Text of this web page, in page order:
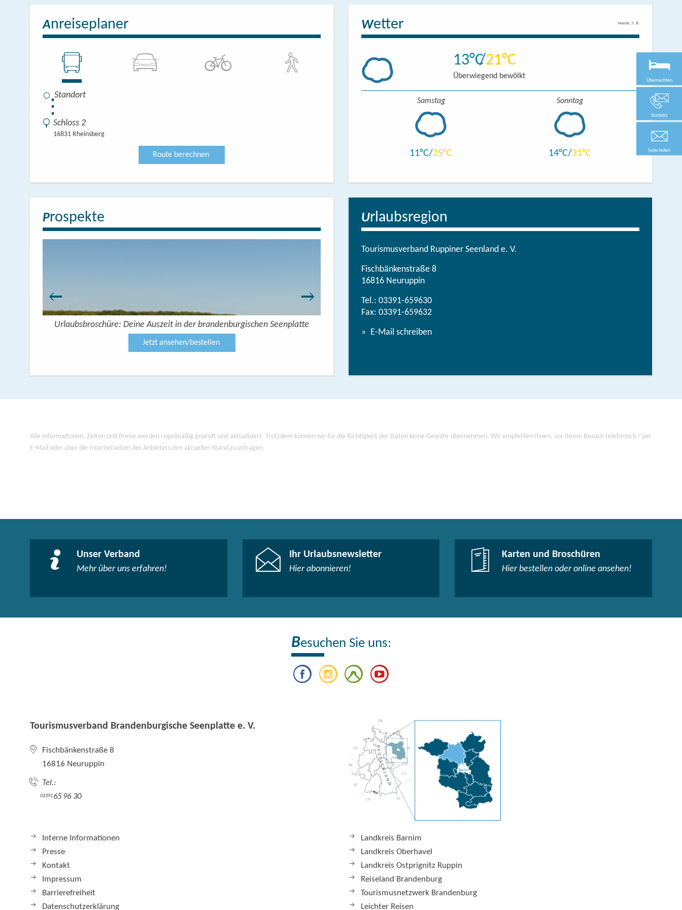
Anreiseplaner
⋮
Schloss 2
16831 Rheinsberg
Route berechnen
Wetter Heute, 7. 8.
13 21
Überwiegend bewölkt
Samstag
11 25
Sonntag
14 31
Prospekte
Urlaubsbroschüre: Deine Auszeit in der brandenburgischen Seenplatte
Jetzt ansehen/bestellen
Urlaubsregion
Tourismusverband Ruppiner Seenland e. V.
Fischbänkenstraße 8
16816 Neuruppin
Tel.: 03391-659630
Fax: 03391-659632
E-Mail schreiben
Alle Informationen, Zeiten und Preise werden regelmäßig geprüft und aktualisiert. Trotzdem können wir für die Richtigkeit der Daten keine Gewähr übernehmen. Wir empfehlen Ihnen, vor Ihrem Besuch telefonisch / per
E-Mail oder über die Internetseiten des Anbieters den aktuellen Stand zu erfragen.
Unser Verband
Mehr über uns erfahren!
Ihr Urlaubsnewsletter
Hier abonnieren!
Karten und Broschüren
Hier bestellen oder online ansehen!
Besuchen Sie uns:
Tourismusverband Brandenburgische Seenplatte e. V.
Fischbänkenstraße 8
16816 Neuruppin
Tel.:
0339165 96 30
Interne Informationen
Presse
Kontakt
Impressum
Barrierefreiheit
Datenschutzerklärung
Landkreis Barnim
Landkreis Oberhavel
Landkreis Ostprignitz Ruppin
Reiseland Brandenburg
Tourismusnetzwerk Brandenburg
Leichter Reisen
Übernachten
Kontakt
Seite teilen